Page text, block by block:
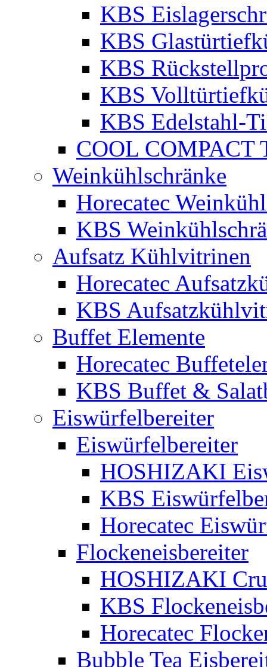
KBS
KBS
KBS
KBS
KBS Edelstahl-
COOL COMPACT
Weinkühlschränke
Horecatec
KBS
Aufsatz Kühlvitrinen
Horecatec
KBS
Buffet Elemente
Horecatec
KBS Buffet &
Eiswürfelbereiter
Eiswürfelbereiter
HOSHIZAKI
KBS
Horecatec
Flockeneisbereiter
HOSHIZAKI
KBS
Horecatec
Bubble Tea